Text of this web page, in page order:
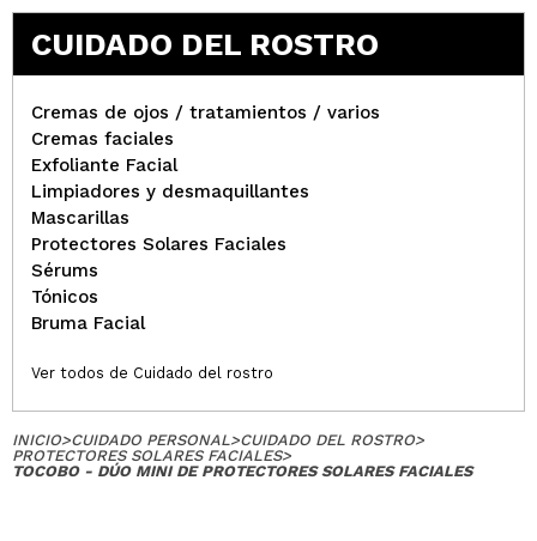
CUIDADO DEL ROSTRO
Cremas de ojos / tratamientos / varios
Cremas faciales
Exfoliante Facial
Limpiadores y desmaquillantes
Mascarillas
Protectores Solares Faciales
Sérums
Tónicos
Bruma Facial
Ver todos de Cuidado del rostro
INICIO>CUIDADO PERSONAL>CUIDADO DEL ROSTRO>
PROTECTORES SOLARES FACIALES>
TOCOBO - DÚO MINI DE PROTECTORES SOLARES FACIALES